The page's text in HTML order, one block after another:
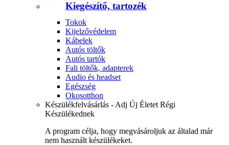
Kiegészítő, tartozék
Tokok
Kijelzővédelem
Kábelek
Autós töltők
Autós tartók
Fali töltők, adapterek
Audio és headset
Egészség
Okosotthon
Készülékfelvásárlás - Adj Új Életet Régi
Készülékednek
A program célja, hogy megvásároljuk az általad már
nem használt készülékeket.